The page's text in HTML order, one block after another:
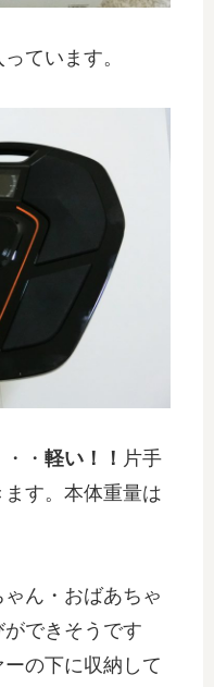
ています。
・ 軽い！！ 片手
す。本体重量は
ん・おばあちゃ
できそうです
の下に収納して